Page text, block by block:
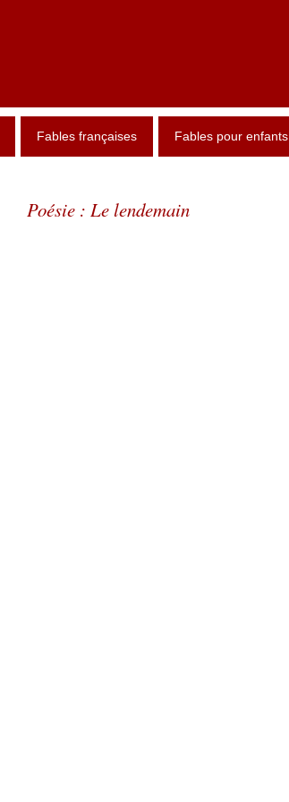
Fables françaises Fables pour enfants
Poésie : Le lendemain